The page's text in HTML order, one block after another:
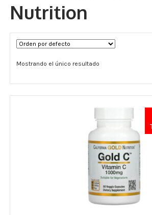
Términos y Condiciones
Contáctenos
————-
Nutrition
Mostrando el único resultado